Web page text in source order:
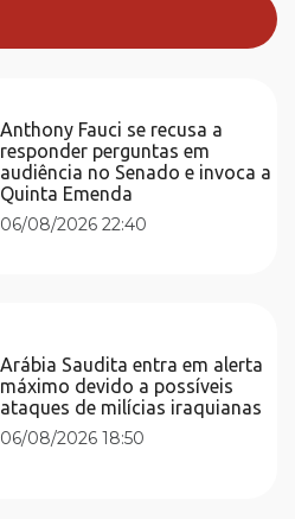
Anthony Fauci se recusa a
responder perguntas em
audiência no Senado e invoca a
Quinta Emenda
06/08/2026 22:40
Arábia Saudita entra em alerta
máximo devido a possíveis
ataques de milícias iraquianas
06/08/2026 18:50